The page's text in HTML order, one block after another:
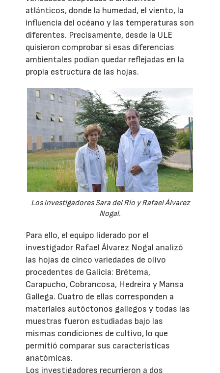
atlánticos, donde la humedad, el viento, la
influencia del océano y las temperaturas son
diferentes. Precisamente, desde la ULE
quisieron comprobar si esas diferencias
ambientales podían quedar reflejadas en la
propia estructura de las hojas.
Los investigadores Sara del Río y Rafael Álvarez
Nogal.
Para ello, el equipo liderado por el
investigador Rafael Álvarez Nogal analizó
las hojas de cinco variedades de olivo
procedentes de Galicia: Brétema,
Carapucho, Cobrancosa, Hedreira y Mansa
Gallega. Cuatro de ellas corresponden a
materiales autóctonos gallegos y todas las
muestras fueron estudiadas bajo las
mismas condiciones de cultivo, lo que
permitió comparar sus características
anatómicas.
Los investigadores recurrieron a dos